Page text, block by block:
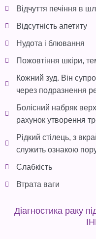
Відчуття печіння в
Відсутність апетиту
Нудота і блювання
Пожовтіння шкіри,
Кожний зуд. Він
через подразнення
Болісний набряк
рахунок утворення
Рідкий стілець, з
служить ознакою
Слабкість
Втрата ваги
Діагностика раку